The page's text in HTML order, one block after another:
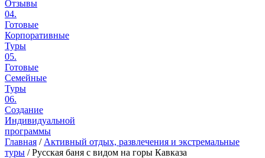
Отзывы
04.
Готовые
Корпоративные
Туры
05.
Готовые
Семейные
Туры
06.
Создание
Индивидуальной
программы
Главная / Активный отдых, развлечения и экстремальные
туры /Русская баня с видом на горы Кавказа